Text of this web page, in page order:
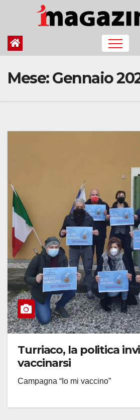
Mese:Gennaio
Turriaco, la politica
vaccinarsi
Campagna “Io mi vaccino”